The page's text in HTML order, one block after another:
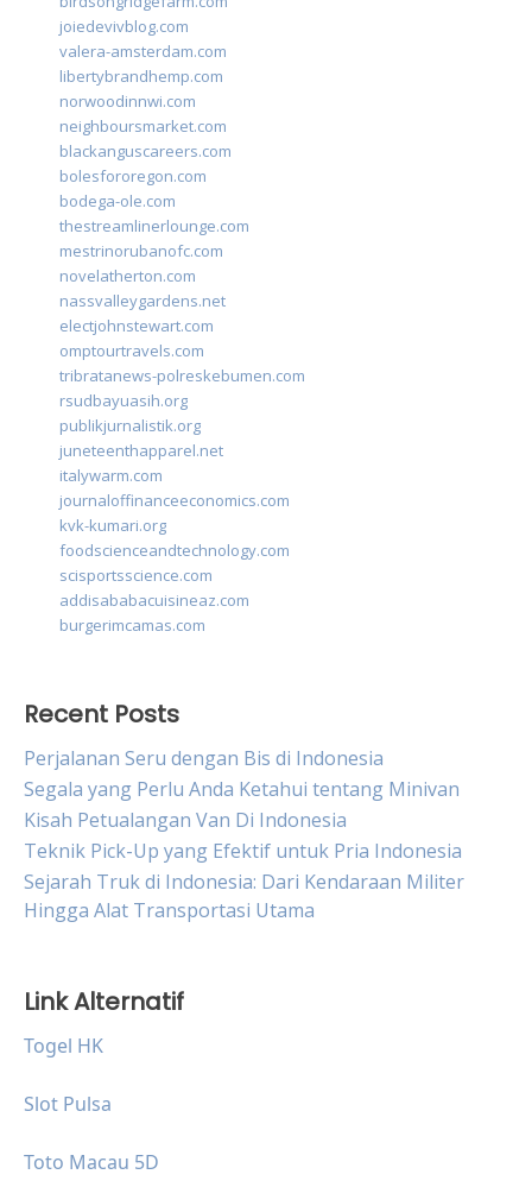
joiedevivblog.com
valera-amsterdam.com
libertybrandhemp.com
norwoodinnwi.com
neighboursmarket.com
blackanguscareers.com
bolesfororegon.com
bodega-ole.com
thestreamlinerlounge.com
mestrinorubanofc.com
novelatherton.com
nassvalleygardens.net
electjohnstewart.com
omptourtravels.com
tribratanews-polreskebumen.com
rsudbayuasih.org
publikjurnalistik.org
juneteenthapparel.net
italywarm.com
journaloffinanceeconomics.com
kvk-kumari.org
foodscienceandtechnology.com
scisportsscience.com
addisababacuisineaz.com
burgerimcamas.com
Recent Posts
Perjalanan Seru dengan Bis di Indonesia
Segala yang Perlu Anda Ketahui tentang Minivan
Kisah Petualangan Van Di Indonesia
Teknik Pick-Up yang Efektif untuk Pria Indonesia
Sejarah Truk di Indonesia: Dari Kendaraan Militer
Hingga Alat Transportasi Utama
Link Alternatif
Togel HK
Slot Pulsa
Toto Macau 5D